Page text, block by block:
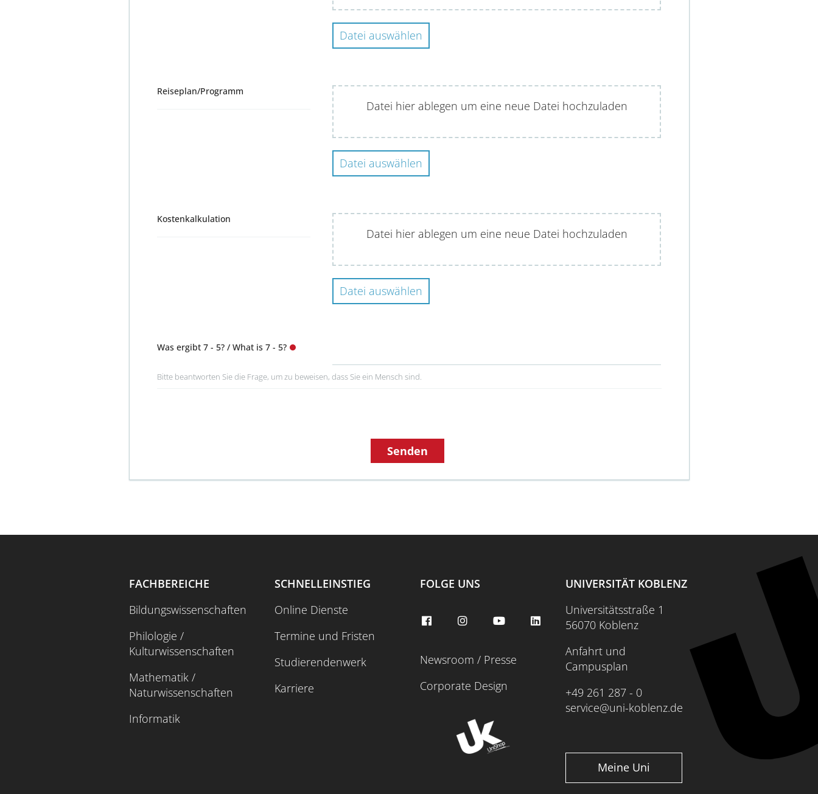
Datei auswählen
Reiseplan/Programm
Datei hier ablegen um eine neue Datei hochzuladen
Datei auswählen
Kostenkalkulation
Datei hier ablegen um eine neue Datei hochzuladen
Datei auswählen
Was ergibt 7 - 5? / What is 7 - 5?
Bitte beantworten Sie die Frage, um zu beweisen, dass Sie ein Mensch sind.
Senden
FACHBEREICHE
Bildungswissenschaften
Philologie /
Kulturwissenschaften
Mathematik /
Naturwissenschaften
Informatik
SCHNELLEINSTIEG
Online Dienste
Termine und Fristen
Studierendenwerk
Karriere
FOLGE UNS
Newsroom / Presse
Corporate Design
UNIVERSITÄT KOBLENZ
Universitätsstraße 1
56070 Koblenz
Anfahrt und
Campusplan
+49 261 287 - 0
service@uni-koblenz.de
Meine Uni